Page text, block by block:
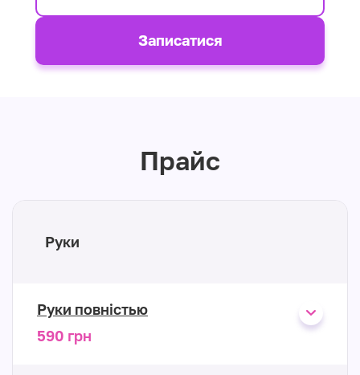
Записатися
Прайс
Руки
Руки повністью
590 грн